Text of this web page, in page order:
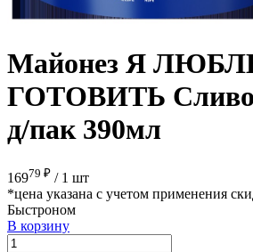
Майонез Я
ГОТОВИТЬ
д/пак 390мл
16979 ₽ / 1 шт
*цена указана с учетом применения
Быстроном
В корзину